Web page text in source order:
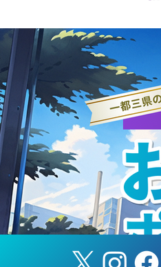
【社会貢献活動】フ
教室